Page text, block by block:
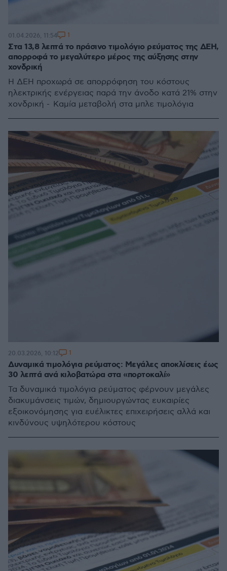
Στα 13,8 λεπτά το πράσινο τιμολόγιο ρεύματος της ΔΕΗ,
απορροφά το μεγαλύτερο μέρος της αύξησης στην
χονδρική
Η ΔΕΗ προχωρά σε απορρόφηση του κόστους
ηλεκτρικής ενέργειας παρά την άνοδο κατά 21% στην
χονδρική - Καμία μεταβολή στα μπλε τιμολόγια
01.04.2026, 11:54 1
Δυναμικά τιμολόγια ρεύματος: Μεγάλες αποκλίσεις έως
30 λεπτά ανά κιλοβατώρα στα «πορτοκαλί»
Τα δυναμικά τιμολόγια ρεύματος φέρνουν μεγάλες
διακυμάνσεις τιμών, δημιουργώντας ευκαιρίες
εξοικονόμησης για ευέλικτες επιχειρήσεις αλλά και
κινδύνους υψηλότερου κόστους
20.03.2026, 10:12 1